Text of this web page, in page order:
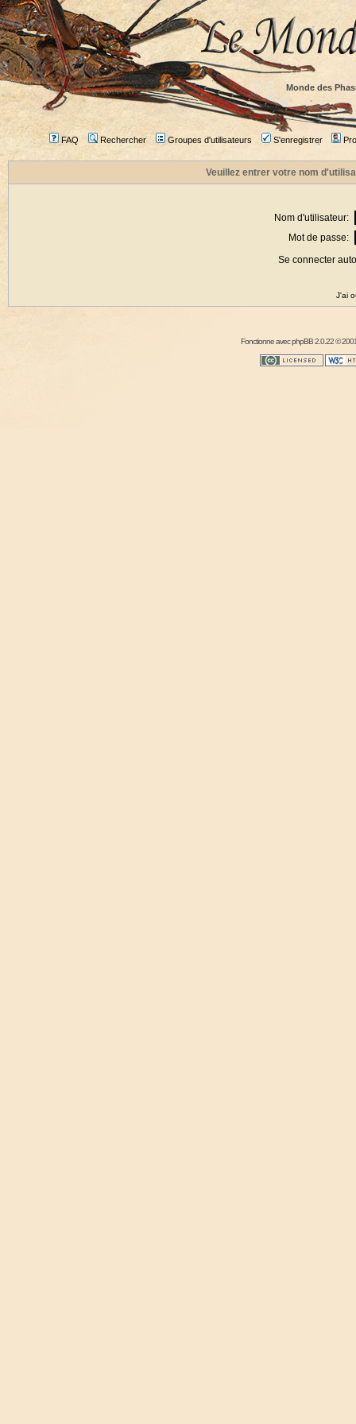
Monde des
FAQ Rechercher Groupes d'utilisateurs S'enregistrer
Veuillez entrer votre nom
Nom d'utilisateur:
Mot de passe:
Se connecter
J'ai
Fonctionne avecphpBB2.0.22 ©